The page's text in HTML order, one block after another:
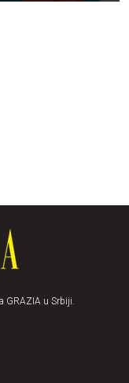
GRAZIA u Srbiji.